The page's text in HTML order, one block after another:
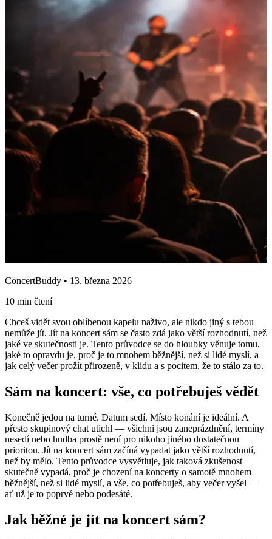
ConcertBuddy • 13. března 2026
10 min čtení
Chceš vidět svou oblíbenou kapelu naživo, ale nikdo jiný s tebou
nemůže jít. Jít na koncert sám se často zdá jako větší rozhodnutí, než
jaké ve skutečnosti je. Tento průvodce se do hloubky věnuje tomu,
jaké to opravdu je, proč je to mnohem běžnější, než si lidé myslí, a
jak celý večer prožít přirozeně, v klidu a s pocitem, že to stálo za to.
Sám na koncert: vše, co potřebuješ vědět
Konečně jedou na turné. Datum sedí. Místo konání je ideální. A
přesto skupinový chat utichl — všichni jsou zaneprázdnění, termíny
nesedí nebo hudba prostě není pro nikoho jiného dostatečnou
prioritou. Jít na koncert sám začíná vypadat jako větší rozhodnutí,
než by mělo. Tento průvodce vysvětluje, jak taková zkušenost
skutečně vypadá, proč je chození na koncerty o samotě mnohem
běžnější, než si lidé myslí, a vše, co potřebuješ, aby večer vyšel —
ať už je to poprvé nebo podesáté.
Jak běžné je jít na koncert sám?